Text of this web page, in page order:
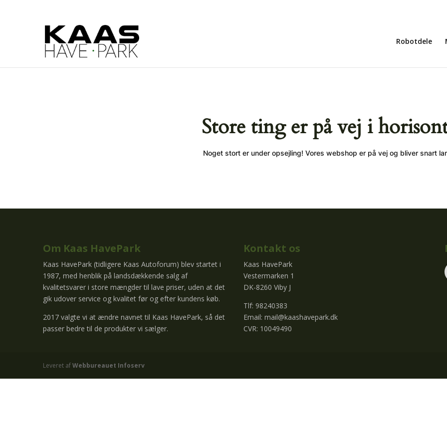
Robotdele
Store ting er på vej i
Noget stort er under opsejling! Vores webshop er på vej og bliver snart
Om Kaas HavePark
Kaas HavePark (tidligere Kaas Autoforum) blev startet i
1987, med henblik på landsdækkende salg af
kvalitetsvarer i store mængder til lave priser, uden at det
gik udover service og kvalitet før og efter kundens køb.
2017 valgte vi at ændre navnet til Kaas HavePark, så det
passer bedre til de produkter vi sælger.
Kontakt os
Kaas HavePark
Vestermarken 1
DK-8260 Viby J
Tlf: 98240383
Email:mail@kaashavepark.dk
CVR: 10049490
Leveret afWebbureauet Infoserv